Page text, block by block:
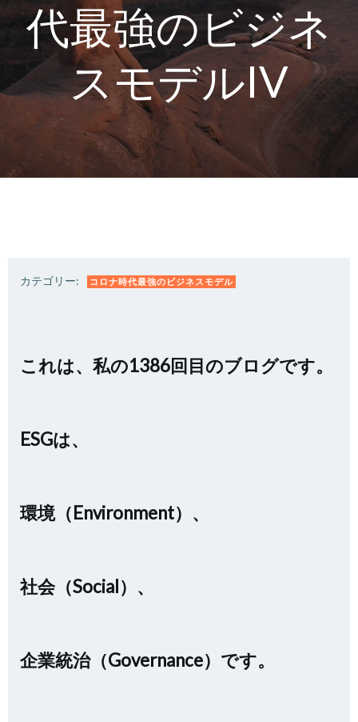
代最強のビジネ
スモデルIV
カテゴリー: コロナ時代最強のビジネスモデル
これは、私の1386回目のブログです。
ESGは、
環境（Environment）、
社会（Social）、
企業統治（Governance） です。